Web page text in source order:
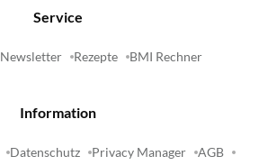
Service
Newsletter Rezepte BMI Rechner
Information
Datenschutz Privacy Manager AGB